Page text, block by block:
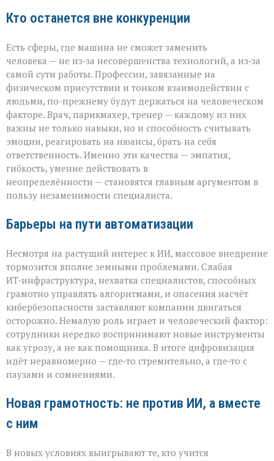
Кто останется вне конкуренции
Есть сферы, где машина не сможет заменить
человека — не из‑за несовершенства технологий, а из‑за
самой сути работы. Профессии, завязанные на
физическом присутствии и тонком взаимодействии с
людьми, по-прежнему будут держаться на человеческом
факторе. Врач, парикмахер, тренер — каждому из них
важны не только навыки, но и способность считывать
эмоции, реагировать на нюансы, брать на себя
ответственность. Именно эти качества — эмпатия,
гибкость, умение действовать в
неопределённости — становятся главным аргументом в
пользу незаменимости специалиста.
Барьеры на пути автоматизации
Несмотря на растущий интерес к ИИ, массовое внедрение
тормозится вполне земными проблемами. Слабая
ИТ‑инфраструктура, нехватка специалистов, способных
грамотно управлять алгоритмами, и опасения насчёт
кибербезопасности заставляют компании двигаться
осторожно. Немалую роль играет и человеческий фактор:
сотрудники нередко воспринимают новые инструменты
как угрозу, а не как помощника. В итоге цифровизация
идёт неравномерно — где‑то стремительно, а где‑то с
паузами и сомнениями.
Новая грамотность: не против ИИ, а вместе
с ним
В новых условиях выигрывают те, кто учится